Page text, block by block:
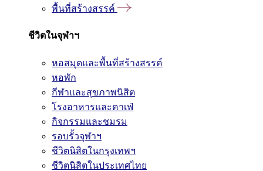
พื้นที่สร้างสรรค์
ชีวิตในจุฬาฯ
หอสมุดและพื้นที่สร้างสรรค์
หอพัก
กีฬาและสุขภาพนิสิต
โรงอาหารและคาเฟ่
กิจกรรมและชมรม
รอบรั้วจุฬาฯ
ชีวิตนิสิตในกรุงเทพฯ
ชีวิตนิสิตในประเทศไทย